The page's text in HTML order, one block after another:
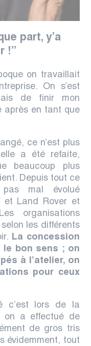
part, y’a
!”
on travaillait
On s’est
de finir mon
après en tant que
ce n’est plus
a été refaite,
beaucoup plus
Depuis tout ce
mal évolué
et Land Rover et
organisations
les différents
La concession
le bon sens ; on
à l’atelier, on
pour ceux
c’est lors de la
on a effectué de
de gros tris
évidemment, tout